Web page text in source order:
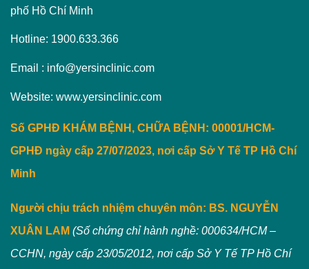
phố Hồ Chí Minh
Hotline: 1900.633.366
Email : info@yersinclinic.com
Website: www.yersinclinic.com
Số GPHĐ KHÁM BỆNH, CHỮA BỆNH: 00001/HCM-
GPHĐ ngày cấp 27/07/2023, nơi cấp Sở Y Tế TP Hồ Chí
Minh
Người chịu trách nhiệm chuyên môn: BS. NGUYỄN
XUÂN LAM (Số chứng chỉ hành nghề: 000634/HCM –
CCHN, ngày cấp 23/05/2012, nơi cấp Sở Y Tế TP Hồ Chí